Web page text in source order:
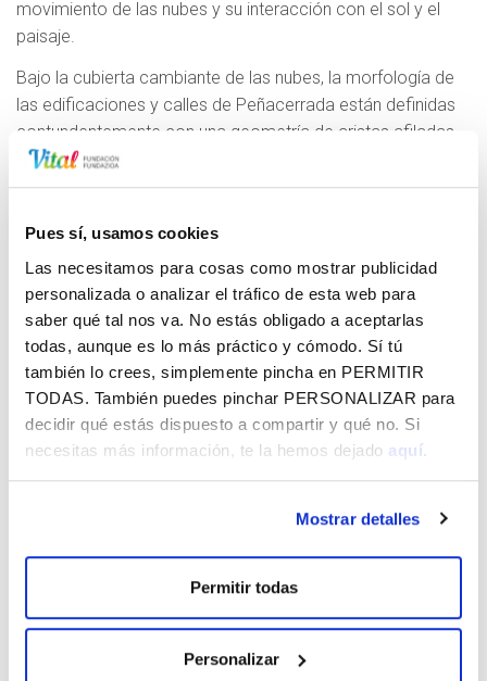
Pues sí, usamos cookies
Las necesitamos para cosas como mostrar publicidad
personalizada o analizar el tráfico de esta web para
saber qué tal nos va. No estás obligado a aceptarlas
todas, aunque es lo más práctico y cómodo. Sí tú
también lo crees, simplemente pincha en PERMITIR
TODAS. También puedes pinchar PERSONALIZAR para
decidir qué estás dispuesto a compartir y qué no. Si
necesitas más información, te la hemos dejado aquí.
Mostrar detalles
Permitir todas
Personalizar
movimiento de las nubes y su interacción con el sol y el
paisaje.
Bajo la cubierta cambiante de las nubes, la morfología de
las edificaciones y calles de Peñacerrada están definidas
contundentemente con una geometría de aristas afiladas
de materiales pesados con voluntad de permanencia. Se
ha pretendido introducir un elemento de límites indefinidos,
pieza busca la evocación de los elementos inmatéricos del
paisaje, mediante un proceso de abstracción y
reconstrucción.
Viajeros. Laguardia
Autor : Koko Rico
: 2,20 x 1,10 x 0,85 m y 2,10 x 1,06 x 0,85
m
: Plaza de Los Gaiteros. Laguardia
El proyecto escultórico que presento para la localidad de
Laguardia, consiste en dos superficies a modo de mesas,
sostenidas por una pata central. Encima de la primera se
tamaños y en la otra pares de zapatos, botas, diferentes